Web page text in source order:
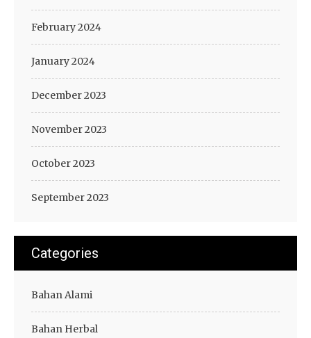
February 2024
January 2024
December 2023
November 2023
October 2023
September 2023
Categories
Bahan Alami
Bahan Herbal